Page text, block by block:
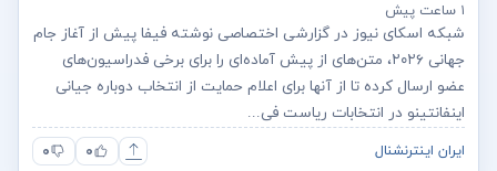
۱ ساعت پیش
شبکه اسکای نیوز در گزارشی اختصاصی نوشته فیفا پیش از آغاز جام
جهانی ۲۰۲۶، متن‌های از پیش آماده‌ای را برای برخی فدراسیون‌های
عضو ارسال کرده تا از آنها برای اعلام حمایت از انتخاب دوباره جیانی
اینفانتینو در انتخابات ریاست فی...
ایران اینترنشنال ۰ ۰